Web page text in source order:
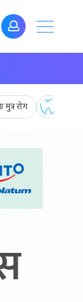
मुत्र रोग